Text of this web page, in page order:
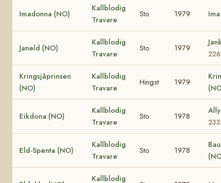
Imadonna (NO)
Kallblodig
Travare
Sto 1979
Janeld (NO)
Kallblodig
Travare
Sto 1979
Kringsjåprinsen
(NO)
Kallblodig
Travare
Hingst 1979
Eikdona (NO)
Kallblodig
Travare
Sto 1978
Eld-Spenta (NO)
Kallblodig
Travare
Sto 1978
Kallblodig